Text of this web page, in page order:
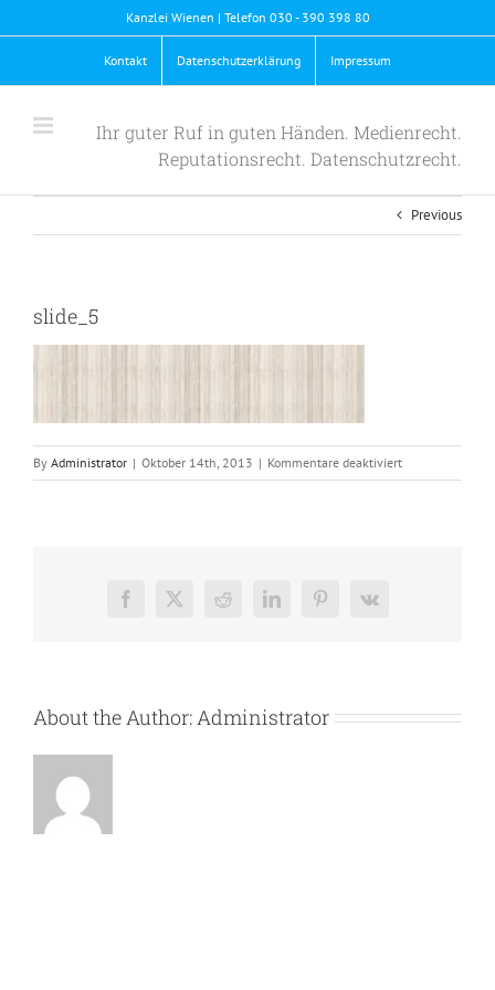
to
Kanzlei Wienen | Telefon 030 - 390 398 80
Kontakt Datenschutzerklärung Impressum
Ihr guter Ruf in guten Händen. Medienrecht.
Reputationsrecht. Datenschutzrecht.
Previous
slide_5
By Administrator | Oktober 14th, 2013 | Kommentare deaktiviertfür
slide_5
Facebook
X RedditLinkedInPinterest
Vk
About the Author:Administrator